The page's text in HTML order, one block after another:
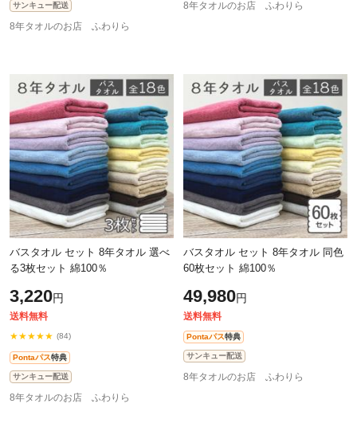
サンキュー配送
8年タオルのお店 ふわりら
8年タオルのお店 ふわりら
バスタオル セット 8年タオル 選べ
る3枚セット 綿100％
3,220円
送料無料
★★★★★ (84)
Pontaパス特典
サンキュー配送
8年タオルのお店 ふわりら
バスタオル セット 8年タオル 同色
60枚セット 綿100％
49,980円
送料無料
Pontaパス特典
サンキュー配送
8年タオルのお店 ふわりら